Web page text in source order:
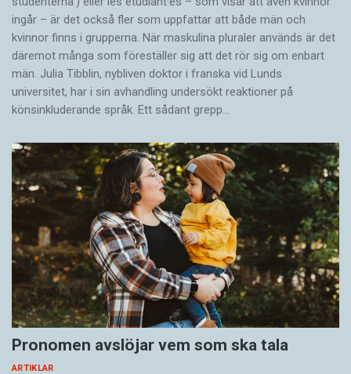
ingår – är det också fler som uppfattar att både män och
kvinnor finns i grupperna. När maskulina pluraler används är det
där­emot många som föreställer sig att det rör sig om enbart
män. Julia Tibblin, nybliven doktor i franska vid Lunds
universitet, har i sin avhandling undersökt reaktioner på
könsinkluderande språk. Ett sådant grepp…
Pronomen avslöjar vem som ska tala
ARTIKLAR